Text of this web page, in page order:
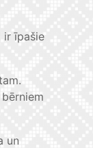
ir īpašie
un